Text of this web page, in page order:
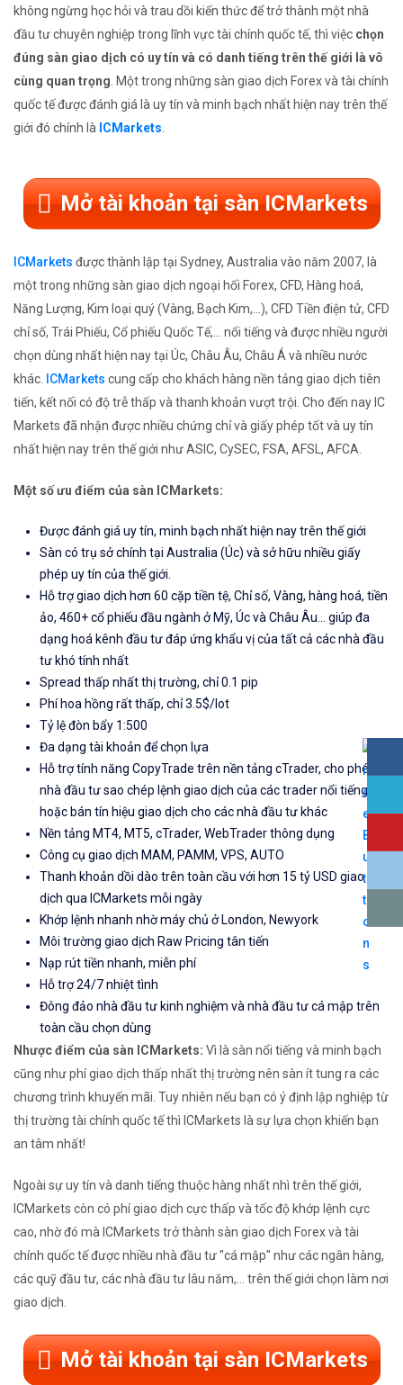
không ngừng học hỏi và trau dồi kiến thức để trở thành một nhà
đầu tư chuyên nghiệp trong lĩnh vực tài chính quốc tế, thì việc chọn
đúng sàn giao dịch có uy tín và có danh tiếng trên thế giới là vô
cùng quan trọng. Một trong những sàn giao dịch Forex và tài chính
quốc tế được đánh giá là uy tín và minh bạch nhất hiện nay trên thế
giới đó chính là ICMarkets.
Mở tài khoản tại sàn ICMarkets
ICMarkets được thành lập tại Sydney, Australia vào năm 2007, là
một trong những sàn giao dịch ngoại hối Forex, CFD, Hàng hoá,
Năng Lượng, Kim loại quý (Vàng, Bạch Kim,...), CFD Tiền điện tử, CFD
chỉ số, Trái Phiếu, Cổ phiếu Quốc Tế,... nổi tiếng và được nhiều người
chọn dùng nhất hiện nay tại Úc, Châu Âu, Châu Á và nhiều nước
khác. ICMarkets cung cấp cho khách hàng nền tảng giao dịch tiên
tiến, kết nối có độ trễ thấp và thanh khoản vượt trội. Cho đến nay IC
Markets đã nhận được nhiều chứng chỉ và giấy phép tốt và uy tín
nhất hiện nay trên thế giới như ASIC, CySEC, FSA, AFSL, AFCA.
Một số ưu điểm của sàn ICMarkets:
Được đánh giá uy tín, minh bạch nhất hiện nay trên thế giới
Sàn có trụ sở chính tại Australia (Úc) và sở hữu nhiều giấy
phép uy tín của thế giới.
Hỗ trợ giao dịch hơn 60 cặp tiền tệ, Chỉ số, Vàng, hàng hoá, tiền
ảo, 460+ cổ phiếu đầu ngành ở Mỹ, Úc và Châu Âu... giúp đa
dạng hoá kênh đầu tư đáp ứng khẩu vị của tất cả các nhà đầu
tư khó tính nhất
Spread thấp nhất thị trường, chỉ 0.1 pip
Phí hoa hồng rất thấp, chỉ 3.5$/lot
Tỷ lệ đòn bẩy 1:500
Đa dạng tài khoản để chọn lựa
Hỗ trợ tính năng CopyTrade trên nền tảng cTrader, cho phép
nhà đầu tư sao chép lệnh giao dịch của các trader nổi tiếng
hoặc bán tín hiệu giao dịch cho các nhà đầu tư khác
Nền tảng MT4, MT5, cTrader, WebTrader thông dụng
Công cụ giao dịch MAM, PAMM, VPS, AUTO
Thanh khoản dồi dào trên toàn cầu với hơn 15 tỷ USD giao
dịch qua ICMarkets mỗi ngày
Khớp lệnh nhanh nhờ máy chủ ở London, Newyork
Môi trường giao dịch Raw Pricing tân tiến
Nạp rút tiền nhanh, miễn phí
Hỗ trợ 24/7 nhiệt tình
Đông đảo nhà đầu tư kinh nghiệm và nhà đầu tư cá mập trên
toàn cầu chọn dùng
Nhược điểm của sàn ICMarkets: Vì là sàn nổi tiếng và minh bạch
cũng như phí giao dịch thấp nhất thị trường nên sàn ít tung ra các
chương trình khuyến mãi. Tuy nhiên nếu bạn có ý định lập nghiệp từ
thị trường tài chính quốc tế thì ICMarkets là sự lựa chọn khiến bạn
an tâm nhất!
Ngoài sự uy tín và danh tiếng thuộc hàng nhất nhì trên thế giới,
ICMarkets còn có phí giao dịch cực thấp và tốc độ khớp lệnh cực
cao, nhờ đó mà ICMarkets trở thành sàn giao dịch Forex và tài
chính quốc tế được nhiều nhà đầu tư "cá mập" như các ngân hàng,
các quỹ đầu tư, các nhà đầu tư lâu năm,... trên thế giới chọn làm nơi
giao dịch.
Mở tài khoản tại sàn ICMarkets